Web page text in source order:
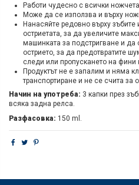
Работи чудесно с всички
Може да се използва и върху
Нанасяйте редовно върху зъбите
остриетата, за да увеличите
машинката за подстригване и да
острието, за да предотвратите
следи или пропускането на фини
Продуктът не е запалим и няма
транспортиране и не се счита за
Начин на употреба: 3 капки през
всяка задна релса.
Разфасовка: 150 ml.